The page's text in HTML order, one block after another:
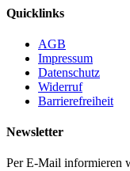
Quicklinks
AGB
Impressum
Datenschutz
Widerruf
Barrierefreiheit
Newsletter
Per E-Mail informieren